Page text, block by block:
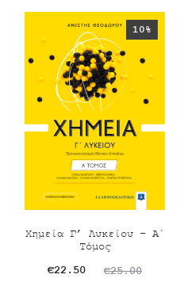
10%
Χημεία Γ’ Λυκείου – Α΄
Τόμος
€25.00
Original
€22.50
Η